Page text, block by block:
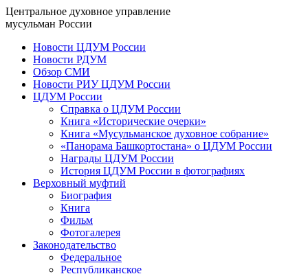
Центральное духовное управление
мусульман России
Новости ЦДУМ России
Новости РДУМ
Обзор СМИ
Новости РИУ ЦДУМ России
ЦДУМ России
Справка о ЦДУМ России
Книга «Исторические очерки»
Книга «Мусульманское духовное собрание»
«Панорама Башкортостана» о ЦДУМ России
Награды ЦДУМ России
История ЦДУМ России в фотографиях
Верховный муфтий
Биография
Книга
Фильм
Фотогалерея
Законодательство
Федеральное
Республиканское